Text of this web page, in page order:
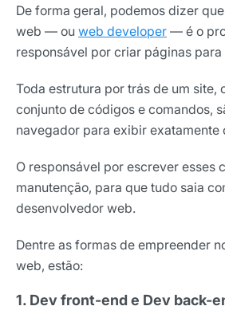
De forma geral, podemos dizer
web ― ou web developer ― é o
responsável por criar páginas para
Toda estrutura por trás de um site,
conjunto de códigos e comandos,
navegador para exibir exatamente
O responsável por escrever esses
manutenção, para que tudo saia
desenvolvedor web.
Dentre as formas de empreender
web, estão:
1. Dev front-end e Dev back-